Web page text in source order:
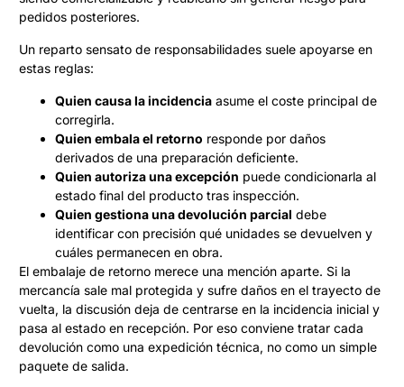
pedidos posteriores.
Un reparto sensato de responsabilidades suele apoyarse en
estas reglas:
Quien causa la incidencia asume el coste principal de
corregirla.
Quien embala el retorno responde por daños
derivados de una preparación deficiente.
Quien autoriza una excepción puede condicionarla al
estado final del producto tras inspección.
Quien gestiona una devolución parcial debe
identificar con precisión qué unidades se devuelven y
cuáles permanecen en obra.
El embalaje de retorno merece una mención aparte. Si la
mercancía sale mal protegida y sufre daños en el trayecto de
vuelta, la discusión deja de centrarse en la incidencia inicial y
pasa al estado en recepción. Por eso conviene tratar cada
devolución como una expedición técnica, no como un simple
paquete de salida.